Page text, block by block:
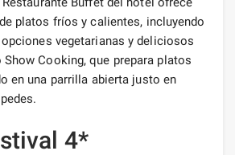
platos fríos y calientes, incluyendo
vegetarianas y deliciosos
Cooking, que prepara platos
en una parrilla abierta justo en
4*